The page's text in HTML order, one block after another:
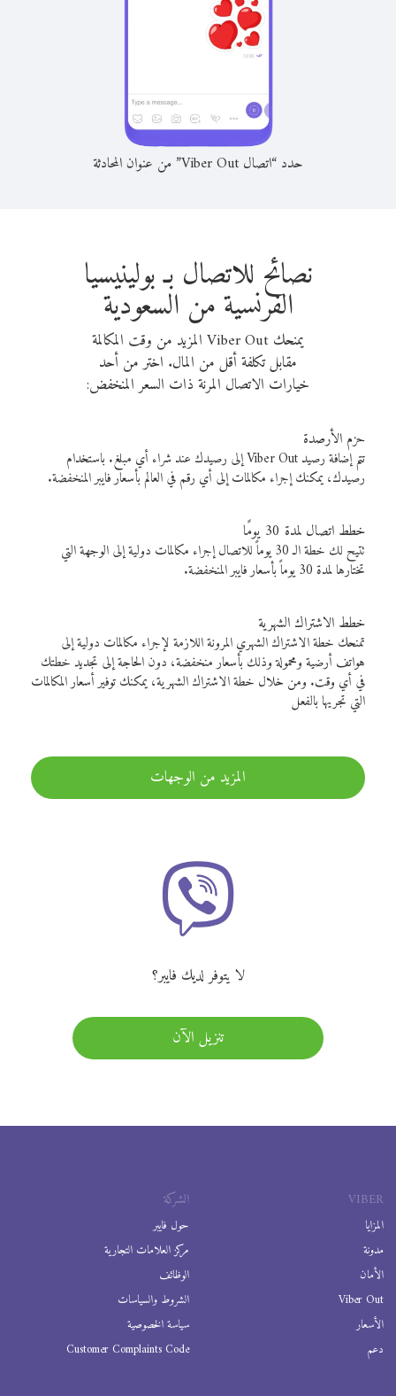
حدد “اتصال Viber Out” من عنوان المحادثة
نصائح للاتصال بـ بولينيسيا
الفرنسية من السعودية
يمنحك Viber Out المزيد من وقت المكالمة
مقابل تكلفة أقل من المال. اختر من أحد
خيارات الاتصال المرنة ذات السعر المنخفض:
حزم الأرصدة
تتم إضافة رصيد Viber Out إلى رصيدك عند شراء أي مبلغ. باستخدام
رصيدك، يمكنك إجراء مكالمات إلى أي رقم في العالم بأسعار فايبر المنخفضة.
خطط اتصال لمدة 30 يومًا
تتيح لك خطة الـ 30 يوماً للاتصال إجراء مكالمات دولية إلى الوجهة التي
تختارها لمدة 30 يوماً بأسعار فايبر المنخفضة.
خطط الاشتراك الشهرية
تمنحك خطة الاشتراك الشهري المرونة اللازمة لإجراء مكالمات دولية إلى
هواتف أرضية ومحمولة وذلك بأسعار منخفضة، دون الحاجة إلى تجديد خطتك
في أي وقت. ومن خلال خطة الاشتراك الشهرية، يمكنك توفير أسعار المكالمات
التي تجريها بالفعل
المزيد من الوجهات
لا يتوفر لديك فايبر؟
تنزيل الآن
VIBER
المزايا
مدونة
الأمان
Viber Out
الأسعار
دعم
الشركة
حول فايبر
مركز العلامات التجارية
الوظائف
الشروط والسياسات
سياسة الخصوصية
Customer Complaints Code